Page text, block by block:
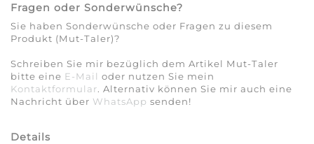
Fragen oder Sonderwünsche?
Sie haben Sonderwünsche oder Fragen zu diesem
Produkt (Mut-Taler)?
Schreiben Sie mir bezüglich dem Artikel Mut-Taler
bitte eine E-Mail oder nutzen Sie mein
Kontaktformular. Alternativ können Sie mir auch eine
Nachricht über WhatsApp senden!
Details